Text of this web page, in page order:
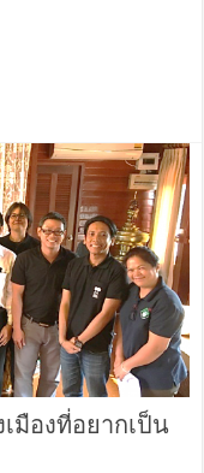
มืองที่อยากเป็น